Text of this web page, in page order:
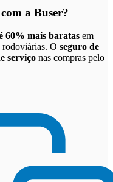
a Buser?
60% mais baratas em
rodoviárias. O seguro de
serviço nas compras pelo